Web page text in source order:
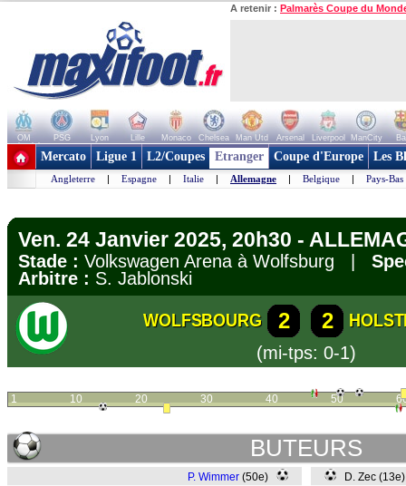
A retenir : Palmarès Coupe du
OM PSG Lyon Lille Monaco Chelsea Man Utd Arsenal Liverpool ManCity
+ de clubs
Mercato Ligue 1 L2/Coupes Etranger Coupe d'Europe Les
Angleterre | Espagne | Italie | Allemagne | Belgique | Pays-Bas
Ven. 24 Janvier 2025, 20h30 -
Stade : Volkswagen Arena à Wolfsburg |
Arbitre : S. Jablonski
WOLFSBOURG 2 2
(mi-tps: 0-1)
1 10 20 30 40 50
BUTEURS
P. Wimmer (50e)
D. Zec